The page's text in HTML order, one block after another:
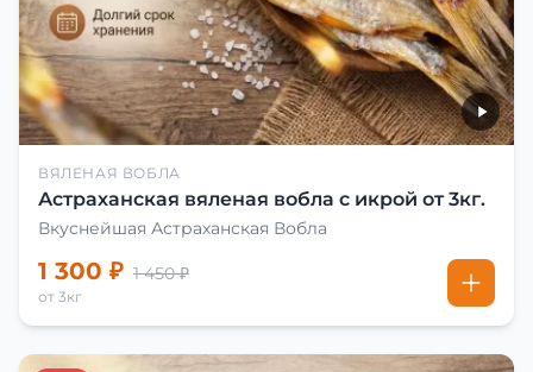
ВЯЛЕНАЯ ВОБЛА
Астраханская вяленая вобла с икрой от 3кг.
Вкуснейшая Астраханская Вобла
1 300 ₽ 1 450 ₽
от 3кг